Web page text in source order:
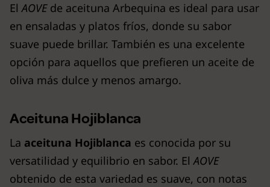
ElAOVEde aceituna Arbequina es ideal para usar
en ensaladas y platos fríos, donde su sabor
suave puede brillar. También es una excelente
opción para aquellos que prefieren un aceite de
oliva más dulce y menos amargo.
Aceituna Hojiblanca
La aceituna Hojiblanca es conocida por su
versatilidad y equilibrio en sabor. ElAOVE
obtenido de esta variedad es suave, con notas